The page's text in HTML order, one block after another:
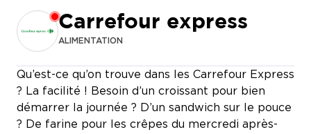
Carrefour express
ALIMENTATION
Qu’est-ce qu’on trouve dans les Carrefour Express
? La facilité ! Besoin d’un croissant pour bien
démarrer la journée ? D’un sandwich sur le pouce
? De farine pour les crêpes du mercredi après-